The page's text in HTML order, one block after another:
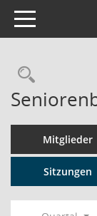
Toggle navigation
Mitglieder
Sitzungen